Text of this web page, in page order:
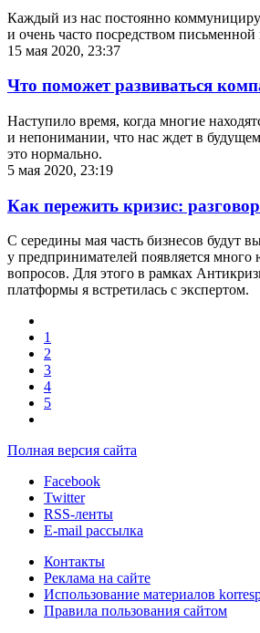
Каждый из нас постоянно
и очень часто посредством
15 мая 2020, 23:37
Что поможет развиваться
Наступило время, когда многие
и непонимании, что нас ждет в
это нормально.
5 мая 2020, 23:19
Как пережить кризис:
С середины мая часть бизнесов будут
у предпринимателей появляется много
вопросов. Для этого в рамках
платформы я встретилась с экспертом.
1
2
3
4
5
Полная версия сайта
Facebook
Twitter
RSS-ленты
E-mail рассылка
Контакты
Реклама на сайте
Использование материалов
Правила пользования сайтом